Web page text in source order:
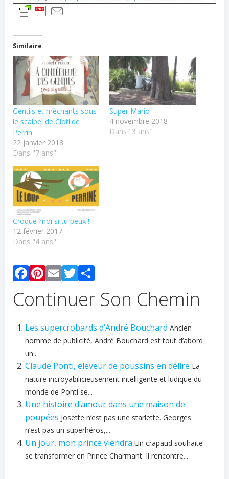
Similaire
Gentils et méchants sous
le scalpel de Clotilde
Perrin
22 janvier 2018
Dans "7 ans"
Super Mario
4 novembre 2018
Dans "3 ans"
Croque-moi si tu peux !
12 février 2017
Dans "4 ans"
Facebook
Pinterest
EmailTwitter
Continuer Son Chemin
Les supercrobards d’André Bouchard Ancien
homme de publicité, André Bouchard est tout d’abord
un...
Claude Ponti, éleveur de poussins en délire La
nature incroyabilicieusement intelligente et ludique du
monde de Ponti se...
Une histoire d’amour dans une maison de
poupées Josette n’est pas une starlette. Georges
n’est pas un superhéros,...
Un jour, mon prince viendra Un crapaud souhaite
se transformer en Prince Charmant. Il rencontre...